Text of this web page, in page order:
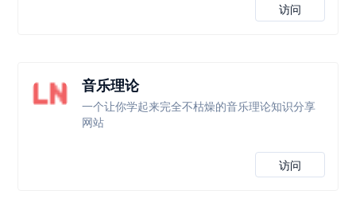
访问
音乐理论
一个让你学起来完全不枯燥的音乐理论知识分享
网站
访问